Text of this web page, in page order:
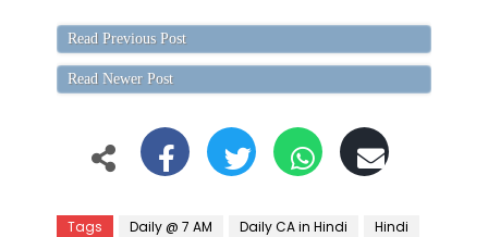
Read Previous Post
Read Newer Post
Tags Daily @ 7 AM Daily CA in Hindi
Hindi